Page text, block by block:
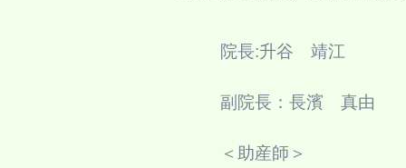
院長:升谷 靖江
副院長：長濱 真由
＜助産師＞